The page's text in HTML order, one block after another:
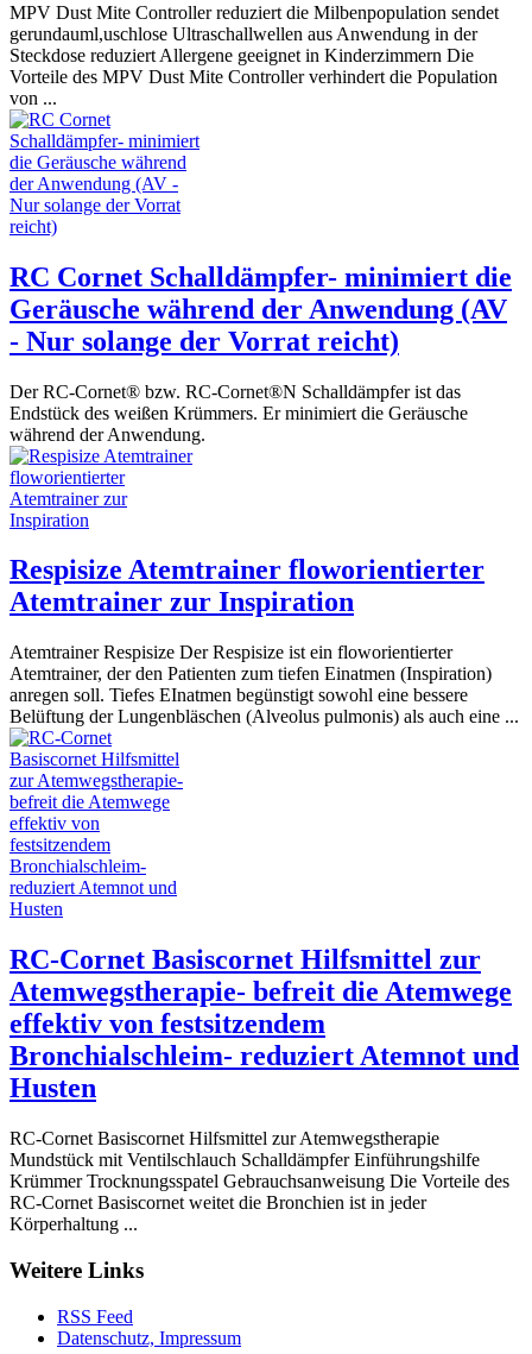
MPV Dust Mite Controller reduziert die Milbenpopulation sendet
gerundauml,uschlose Ultraschallwellen aus Anwendung in der
Steckdose reduziert Allergene geeignet in Kinderzimmern Die
Vorteile des MPV Dust Mite Controller verhindert die Population
von ...
RC Cornet Schalldämpfer- minimiert die
Geräusche während der Anwendung (AV
- Nur solange der Vorrat reicht)
Der RC-Cornet® bzw. RC-Cornet®N Schalldämpfer ist das
Endstück des weißen Krümmers. Er minimiert die Geräusche
während der Anwendung.
Respisize Atemtrainer floworientierter
Atemtrainer zur Inspiration
Atemtrainer Respisize Der Respisize ist ein floworientierter
Atemtrainer, der den Patienten zum tiefen Einatmen (Inspiration)
anregen soll. Tiefes EInatmen begünstigt sowohl eine bessere
Belüftung der Lungenbläschen (Alveolus pulmonis) als auch eine ...
RC-Cornet Basiscornet Hilfsmittel zur
Atemwegstherapie- befreit die Atemwege
effektiv von festsitzendem
Bronchialschleim- reduziert Atemnot und
Husten
RC-Cornet Basiscornet Hilfsmittel zur Atemwegstherapie
Mundstück mit Ventilschlauch Schalldämpfer Einführungshilfe
Krümmer Trocknungsspatel Gebrauchsanweisung Die Vorteile des
RC-Cornet Basiscornet weitet die Bronchien ist in jeder
Körperhaltung ...
Weitere Links
RSS Feed
Datenschutz, Impressum